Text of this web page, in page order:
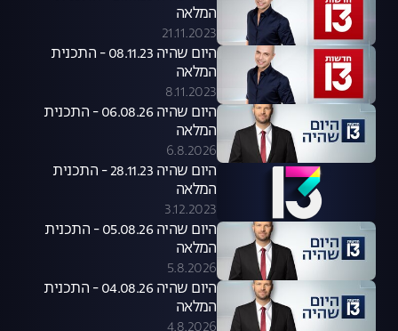
המלאה
21.11.2023
היום שהיה 08.11.23 - התכנית
המלאה
8.11.2023
היום שהיה 06.08.26 - התכנית
המלאה
6.8.2026
היום שהיה 28.11.23 - התכנית
המלאה
3.12.2023
היום שהיה 05.08.26 - התכנית
המלאה
5.8.2026
היום שהיה 04.08.26 - התכנית
המלאה